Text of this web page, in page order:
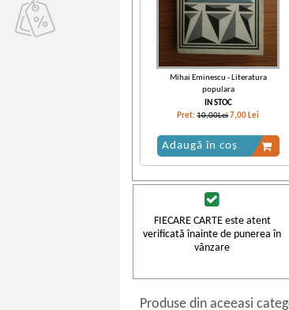
Mihai Eminescu - Literatura
populara
IN STOC
Pret:10,00Lei 7,00 Lei
Adaugă în coș
FIECARE CARTE este atent
verificată înainte de punerea în
vânzare
Produse din aceeasi